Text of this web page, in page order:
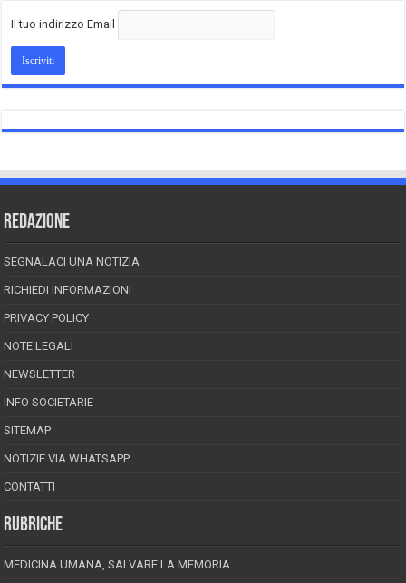
Il tuo indirizzo Email
REDAZIONE
SEGNALACI UNA NOTIZIA
RICHIEDI INFORMAZIONI
PRIVACY POLICY
NOTE LEGALI
NEWSLETTER
INFO SOCIETARIE
SITEMAP
NOTIZIE VIA WHATSAPP
CONTATTI
RUBRICHE
MEDICINA UMANA, SALVARE LA MEMORIA